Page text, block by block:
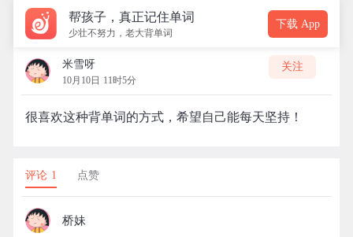
帮孩子，真正记住单词
少壮不努力，老大背单词
下载 App
米雪呀
10月10日 11时5分
关注
很喜欢这种背单词的方式，希望自己能每天坚持！
评论 1 点赞
桥妹